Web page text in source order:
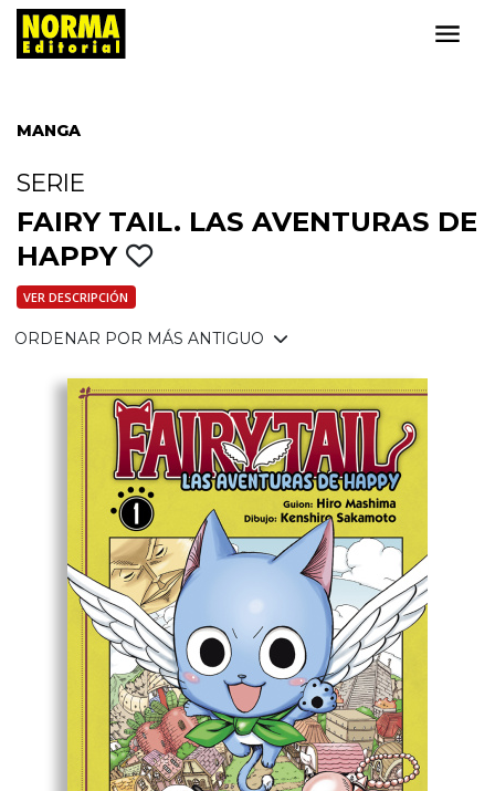
MANGA
SERIE
FAIRY TAIL. LAS AVENTURAS DE
HAPPY
VER DESCRIPCIÓN
ORDENAR POR MÁS ANTIGUO